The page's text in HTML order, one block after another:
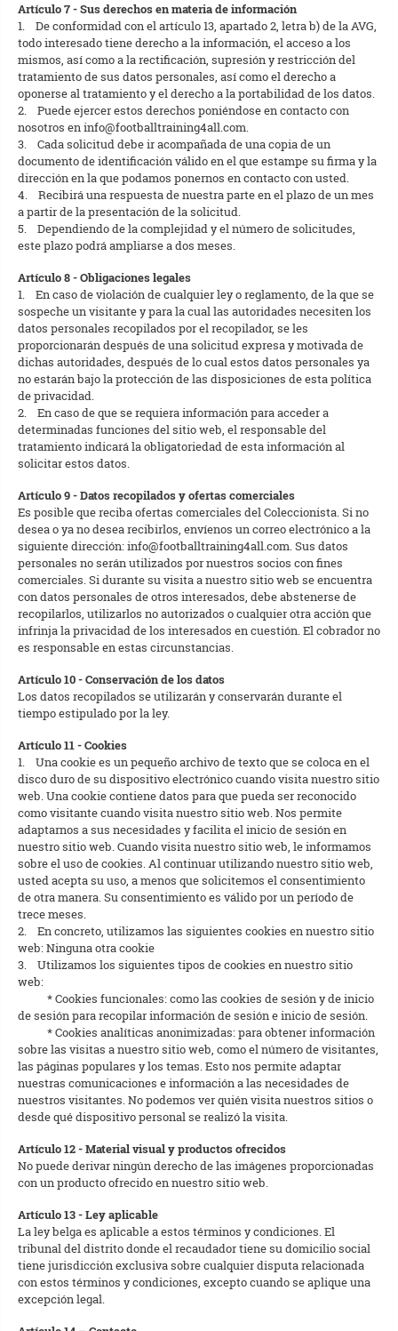
Artículo 7 - Sus derechos en materia de información
1. De conformidad con el artículo 13, apartado 2, letra b) de la AVG,
todo interesado tiene derecho a la información, el acceso a los
mismos, así como a la rectificación, supresión y restricción del
tratamiento de sus datos personales, así como el derecho a
oponerse al tratamiento y el derecho a la portabilidad de los datos.
2. Puede ejercer estos derechos poniéndose en contacto con
nosotros en info@footballtraining4all.com.
3. Cada solicitud debe ir acompañada de una copia de un
documento de identificación válido en el que estampe su firma y la
dirección en la que podamos ponernos en contacto con usted.
4. Recibirá una respuesta de nuestra parte en el plazo de un mes
a partir de la presentación de la solicitud.
5. Dependiendo de la complejidad y el número de solicitudes,
este plazo podrá ampliarse a dos meses.
Artículo 8 - Obligaciones legales
1. En caso de violación de cualquier ley o reglamento, de la que se
sospeche un visitante y para la cual las autoridades necesiten los
datos personales recopilados por el recopilador, se les
proporcionarán después de una solicitud expresa y motivada de
dichas autoridades, después de lo cual estos datos personales ya
no estarán bajo la protección de las disposiciones de esta política
de privacidad.
2. En caso de que se requiera información para acceder a
determinadas funciones del sitio web, el responsable del
tratamiento indicará la obligatoriedad de esta información al
solicitar estos datos.
Artículo 9 - Datos recopilados y ofertas comerciales
Es posible que reciba ofertas comerciales del Coleccionista. Si no
desea o ya no desea recibirlos, envíenos un correo electrónico a la
siguiente dirección: info@footballtraining4all.com. Sus datos
personales no serán utilizados por nuestros socios con fines
comerciales. Si durante su visita a nuestro sitio web se encuentra
con datos personales de otros interesados, debe abstenerse de
recopilarlos, utilizarlos no autorizados o cualquier otra acción que
infrinja la privacidad de los interesados en cuestión. El cobrador no
es responsable en estas circunstancias.
Artículo 10 - Conservación de los datos
Los datos recopilados se utilizarán y conservarán durante el
tiempo estipulado por la ley.
Artículo 11 - Cookies
1. Una cookie es un pequeño archivo de texto que se coloca en el
disco duro de su dispositivo electrónico cuando visita nuestro sitio
web. Una cookie contiene datos para que pueda ser reconocido
como visitante cuando visita nuestro sitio web. Nos permite
adaptarnos a sus necesidades y facilita el inicio de sesión en
nuestro sitio web. Cuando visita nuestro sitio web, le informamos
sobre el uso de cookies. Al continuar utilizando nuestro sitio web,
usted acepta su uso, a menos que solicitemos el consentimiento
de otra manera. Su consentimiento es válido por un período de
trece meses.
2. En concreto, utilizamos las siguientes cookies en nuestro sitio
web: Ninguna otra cookie
3. Utilizamos los siguientes tipos de cookies en nuestro sitio
web:
* Cookies funcionales: como las cookies de sesión y de inicio
de sesión para recopilar información de sesión e inicio de sesión.
* Cookies analíticas anonimizadas: para obtener información
sobre las visitas a nuestro sitio web, como el número de visitantes,
las páginas populares y los temas. Esto nos permite adaptar
nuestras comunicaciones e información a las necesidades de
nuestros visitantes. No podemos ver quién visita nuestros sitios o
desde qué dispositivo personal se realizó la visita.
Artículo 12 - Material visual y productos ofrecidos
No puede derivar ningún derecho de las imágenes proporcionadas
con un producto ofrecido en nuestro sitio web.
Artículo 13 - Ley aplicable
La ley belga es aplicable a estos términos y condiciones. El
tribunal del distrito donde el recaudador tiene su domicilio social
tiene jurisdicción exclusiva sobre cualquier disputa relacionada
con estos términos y condiciones, excepto cuando se aplique una
excepción legal.